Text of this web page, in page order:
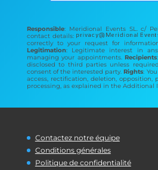
Responsible: Meridional Events SL. c/
contact details:
correctly to your request for
Legitimation: Legitimate interest in
managing your appointments.Recipients
disclosed to third parties unless
consent of the interested party.Rights:
access, rectification, deletion,
processing, as explained in the Additional
Contactez notre équipe
Conditions générales
Politique de confidentialité